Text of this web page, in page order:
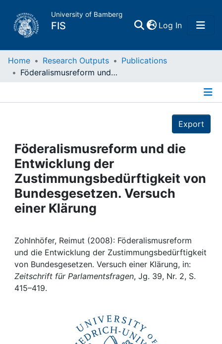
University of Bamberg
FIS Log In(current)
Home
Projects
People
Institutions
My FIS
Help
Home Research Outputs
Publications
Föderalismusreform und die Entwicklung der Zustimmungsbedürftigkeit von Bundesgesetzen. Versuch einer Klärung
Export
Föderalismusreform und die
Entwicklung der
Zustimmungsbedürftigkeit von
Bundesgesetzen. Versuch
einer Klärung
Zohlnhöfer, Reimut (2008): Föderalismusreform
und die Entwicklung der Zustimmungsbedürftigkeit
von Bundesgesetzen. Versuch einer Klärung, in:
Zeitschrift für Parlamentsfragen, Jg. 39, Nr. 2, S.
415–419.